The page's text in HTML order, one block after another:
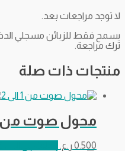
لا توجد مراجعات بعد.
يسمح فقط للزبائن مسجلي
ترك مراجعة.
منتجات ذات صلة
محول صوت من 1 الى 2
0.500 ر.ع.